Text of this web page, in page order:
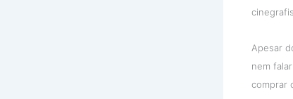
Apesar
nem
comprar